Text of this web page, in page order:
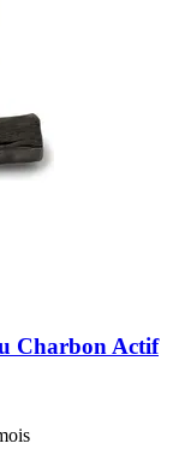
Charbon Actif